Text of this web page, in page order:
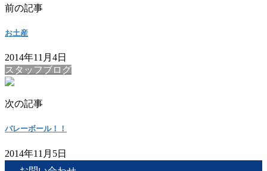
前の記事
お土産
2014年11月4日
スタッフブログ
次の記事
バレーボール！！
2014年11月5日